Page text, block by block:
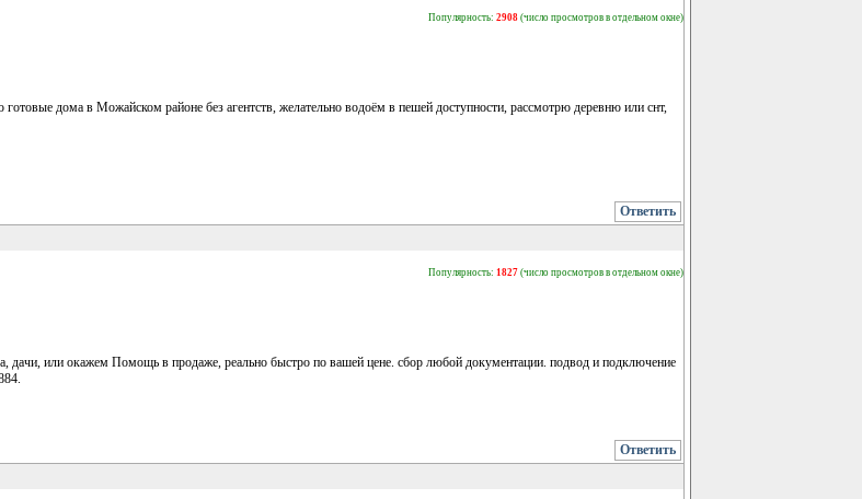
Популярность: 2908 (число просмотров в отдельном окне)
дома в Можайском районе без агентств, желательно водоём в пешей доступности, рассмотрю деревню или снт,
Ответить
Популярность: 1827 (число просмотров в отдельном окне)
дачи, или окажем Помощь в продаже, реально быстро по вашей цене. сбор любой документации. подвод и подключение
Ответить